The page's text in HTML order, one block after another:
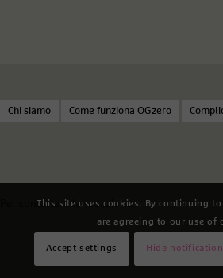
Chi siamo Come funziona OGzero
Per contattare la redazione:info@ogzero.org
This site uses cookies. By continuing
are agreeing to our use of
Accept settings Hide